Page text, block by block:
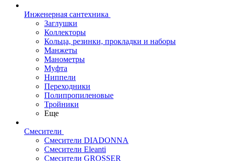
Инженерная сантехника
Заглушки
Коллекторы
Кольца, резинки, прокладки и наборы
Манжеты
Манометры
Муфта
Ниппели
Переходники
Полипропиленовые
Тройники
Еще
Смесители
Смесители DIADONNA
Смесители Eleanti
Смесители GROSSER